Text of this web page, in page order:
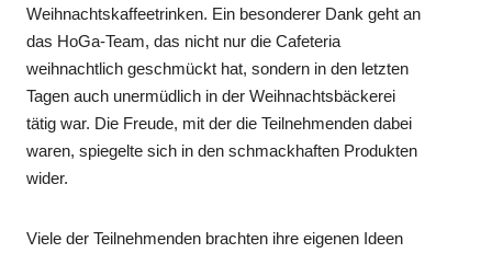
Weihnachtskaffeetrinken. Ein besonderer Dank geht an
das HoGa-Team, das nicht nur die Cafeteria
weihnachtlich geschmückt hat, sondern in den letzten
Tagen auch unermüdlich in der Weihnachtsbäckerei
tätig war. Die Freude, mit der die Teilnehmenden dabei
waren, spiegelte sich in den schmackhaften Produkten
wider.
Viele der Teilnehmenden brachten ihre eigenen Ideen